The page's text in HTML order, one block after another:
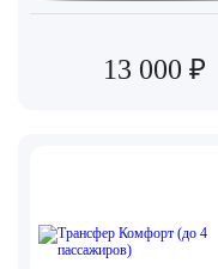
13 000 ₽